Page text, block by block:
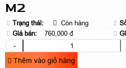
M2
Trạng thái: Còn hàng
Giá bán:
760,000 đ
-
Thêm vào giỏ hàng